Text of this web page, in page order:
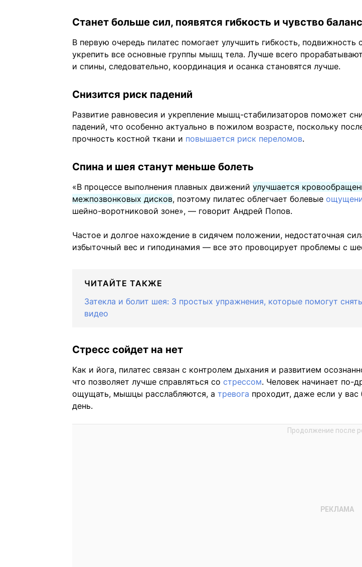
Станет больше сил, появятся гибкость и чувство
В первую очередь пилатес помогает улучшить гибкость, подвижность
укрепить все основные группы мышц тела. Лучше всего
и спины, следовательно, координация и осанка становятся лучше.
Снизится риск падений
Развитие равновесия и укрепление мышц-стабилизаторов поможет
падений, что особенно актуально в пожилом возрасте, поскольку
прочность костной ткани и повышается риск переломов.
Спина и шея станут меньше болеть
«В процессе выполнения плавных движений улучшается
межпозвонковых дисков, поэтому пилатес облегчает болевые
шейно-воротниковой зоне», — говорит Андрей Попов.
Частое и долгое нахождение в сидячем положении, недостаточная
избыточный вес и гиподинамия — все это провоцирует проблемы с
ЧИТАЙТЕ ТАКЖЕ
Затекла и болит шея: 3 простых упражнения, которые помогут
видео
Стресс сойдет на нет
Как и йога, пилатес связан с контролем дыхания и развитием
что позволяет лучше справляться со стрессом. Человек начинает по-
ощущать, мышцы расслабляются, а тревога проходит, даже если у
день.